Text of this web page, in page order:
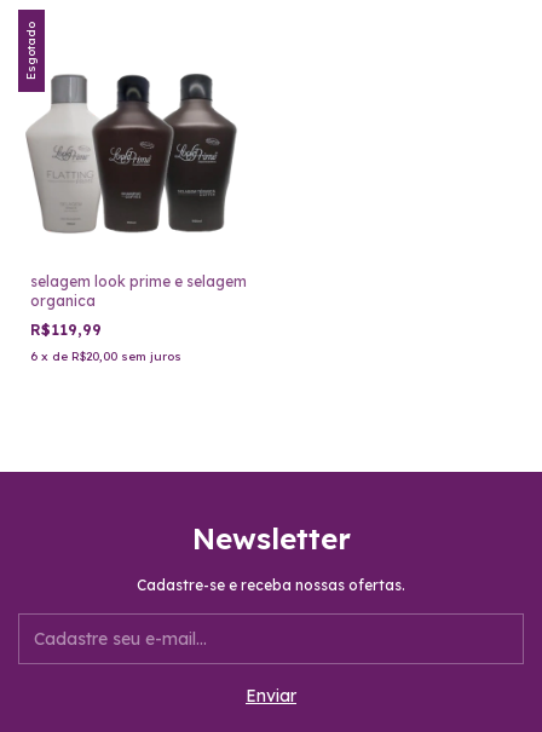
Esgotado
selagem look prime e selagem
organica
R$119,99
6 x de R$20,00 sem juros
Newsletter
Cadastre-se e receba nossas ofertas.